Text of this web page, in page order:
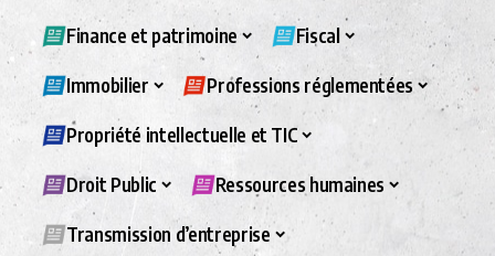
Finance et patrimoine Fiscal
Immobilier Professions réglementées
Propriété intellectuelle et TIC
Droit Public Ressources humaines
Transmission d’entreprise